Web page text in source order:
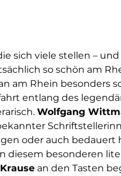
sich viele stellen –
so schön am
am Rhein besonders
entlang des
Wolfgang
oder auch bedauert
diesem besonderen
an den Tasten